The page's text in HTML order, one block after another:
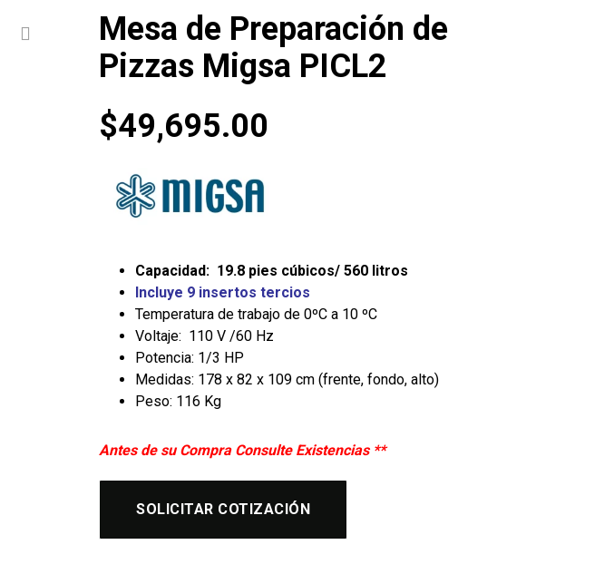
Mesa de Preparación de
Pizzas Migsa PICL2
$49,695.00
Capacidad: 19.8 pies cúbicos/ 560 litros
Incluye 9 insertos tercios
Temperatura de trabajo de 0ºC a 10 ºC
Voltaje: 110 V /60 Hz
Potencia: 1/3 HP
Medidas: 178 x 82 x 109 cm (frente, fondo, alto)
Peso: 116 Kg
Antes de su Compra Consulte Existencias **
SOLICITAR COTIZACIÓN